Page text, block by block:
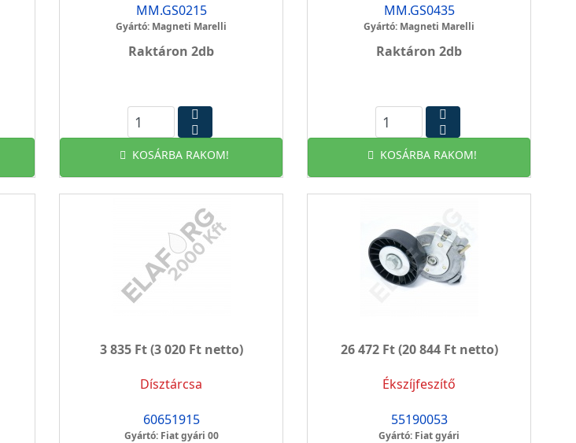
MM.GS0215
Gyártó: Magneti Marelli
Raktáron 2db
KOSÁRBA RAKOM!
MM.GS0435
Gyártó: Magneti Marelli
Raktáron 2db
KOSÁRBA RAKOM!
3 835 Ft(3 020 Ft netto)
Dísztárcsa
60651915
Gyártó: Fiat gyári 00
26 472 Ft(20 844 Ft netto)
Ékszíjfeszítő
55190053
Gyártó: Fiat gyári